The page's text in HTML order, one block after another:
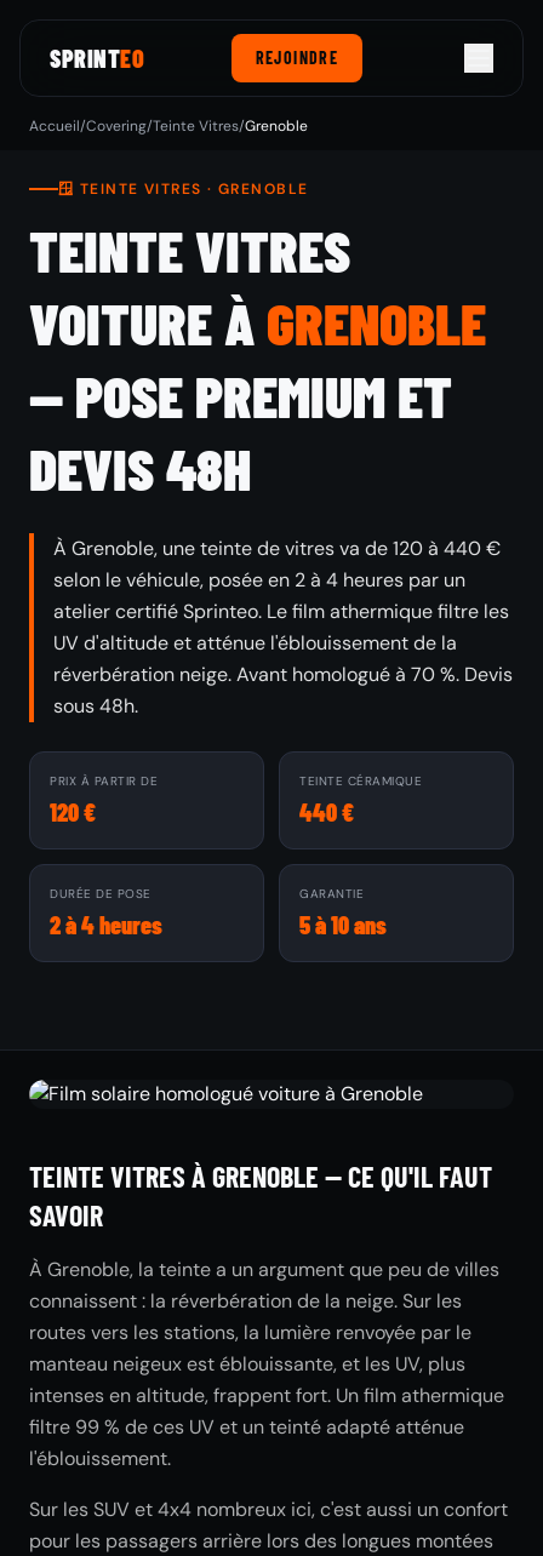
SPRINTEO REJOINDRE
Accueil/Covering/Teinte Vitres/Grenoble
🪟 TEINTE VITRES · GRENOBLE
TEINTE VITRES
VOITURE ÀGRENOBLE
— POSE PREMIUM ET
DEVIS 48H
À Grenoble, une teinte de vitres va de 120 à 440 €
selon le véhicule, posée en 2 à 4 heures par un
atelier certifié Sprinteo. Le film athermique filtre les
UV d'altitude et atténue l'éblouissement de la
réverbération neige. Avant homologué à 70 %. Devis
sous 48h.
PRIX À PARTIR DE
120 €
TEINTE CÉRAMIQUE
440 €
DURÉE DE POSE
2 à 4 heures
GARANTIE
5 à 10 ans
TEINTE VITRES À GRENOBLE — CE QU'IL FAUT
SAVOIR
À Grenoble, la teinte a un argument que peu de villes
connaissent : la réverbération de la neige. Sur les
routes vers les stations, la lumière renvoyée par le
manteau neigeux est éblouissante, et les UV, plus
intenses en altitude, frappent fort. Un film athermique
filtre 99 % de ces UV et un teinté adapté atténue
l'éblouissement.
Sur les SUV et 4x4 nombreux ici, c'est aussi un confort
pour les passagers arrière lors des longues montées